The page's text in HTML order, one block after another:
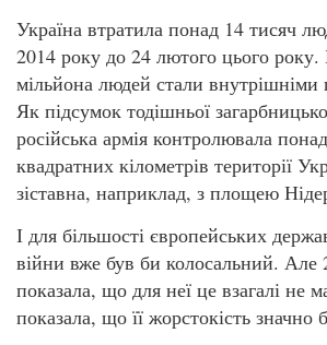
Україна втратила понад 14 тисяч
2014 року до 24 лютого цього року.
мільйона людей стали внутрішніми
Як підсумок тодішньої
російська армія контролювала
квадратних кілометрів території
зіставна, наприклад, з площею
І для більшості європейських
війни вже був би колосальний. Але
показала, що для неї це взагалі не
показала, що її жорстокість значно